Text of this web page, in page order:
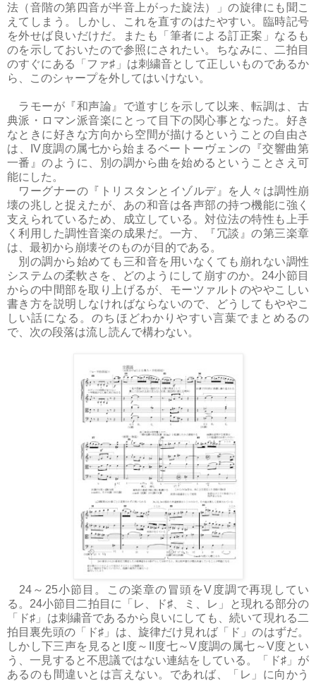
法（音階の第四音が半音上がった旋法）」の旋律にも聞こ
えてしまう。しかし、これを直すのはたやすい。臨時記号
を外せば良いだけだ。またも「筆者による訂正案」なるも
のを示しておいたので参照にされたい。ちなみに、二拍目
のすぐにある「ファ♯」は刺繍音として正しいものであるか
ら、このシャープを外してはいけない。
ラモーが『和声論』で道すじを示して以来、転調は、古
典派・ロマン派音楽にとって目下の関心事となった。好き
なときに好きな方向から空間が描けるということの自由さ
は、IV度調の属七から始まるベートーヴェンの『交響曲第
一番』のように、別の調から曲を始めるということさえ可
能にした。
ワーグナーの『トリスタンとイゾルデ』を人々は調性崩
壊の兆しと捉えたが、あの和音は各声部の持つ機能に強く
支えられているため、成立している。対位法の特性も上手
く利用した調性音楽の成果だ。一方、『冗談』の第三楽章
は、最初から崩壊そのものが目的である。
別の調から始めても三和音を用いなくても崩れない調性
システムの柔軟さを、どのようにして崩すのか。24小節目
からの中間部を取り上げるが、モーツァルトのややこしい
書き方を説明しなければならないので、どうしてもややこ
しい話になる。のちほどわかりやすい言葉でまとめるの
で、次の段落は流し読んで構わない。
24～25小節目。この楽章の冒頭をV度調で再現してい
る。24小節目二拍目に「レ、ド♯、ミ、レ」と現れる部分の
「ド♯」は刺繍音であるから良いにしても、続いて現れる二
拍目裏先頭の「ド♯」は、旋律だけ見れば「ド」のはずだ。
しかし下三声を見るとI度～II度七～V度調の属七～V度とい
う、一見すると不思議ではない連結をしている。「ド♯」が
あるのも間違いとは言えない。であれば、「レ」に向かう